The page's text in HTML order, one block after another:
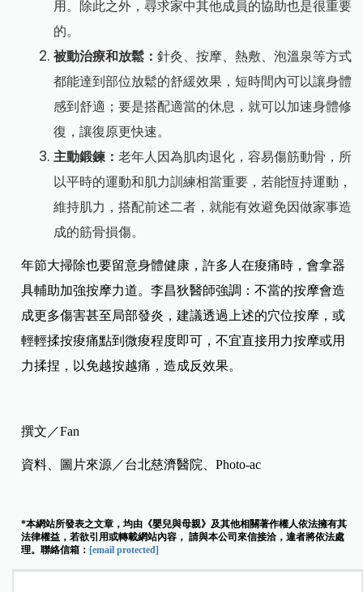
用。除此之外，尋求家中其他成員的協助也是很重要
的。
被動治療和放鬆：針灸、按摩、熱敷、泡溫泉等方式
都能達到部位放鬆的舒緩效果，短時間內可以讓身體
感到舒適；要是搭配適當的休息，就可以加速身體修
復，讓復原更快速。
主動鍛鍊：老年人因為肌肉退化，容易傷筋動骨，所
以平時的運動和肌力訓練相當重要，若能恆持運動，
維持肌力，搭配前述二者，就能有效避免因做家事造
成的筋骨損傷。
年節大掃除也要留意身體健康，許多人在痠痛時，會拿器
具輔助加強按摩力道。李昌狄醫師強調：不當的按摩會造
成更多傷害甚至局部發炎，建議透過上述的穴位按摩，或
輕輕揉按痠痛點到微痠程度即可，不宜直接用力按摩或用
力揉捏，以免越按越痛，造成反效果。
撰文／Fan
資料、圖片來源／台北慈濟醫院、Photo-ac
*本網站所發表之文章，均由《嬰兒與母親》及其他相關著作權人依法擁有其
法律權益，若欲引用或轉載網站內容， 請與本公司來信接洽，違者將依法處
理。聯絡信箱： [email protected]